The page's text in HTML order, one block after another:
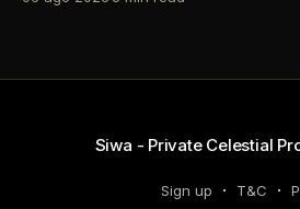
tuoi desideri professionali! Giove
Siwa - Private Celestial
Sign up T&C